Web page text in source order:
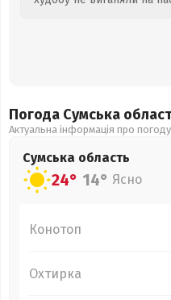
Погода Сумська
Актуальна інформація про
Сумська область
24° 14° Ясно
Конотоп
Охтирка